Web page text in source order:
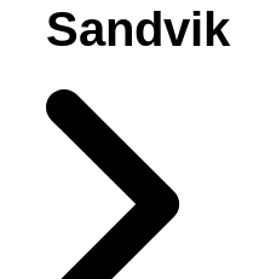
Sandvik